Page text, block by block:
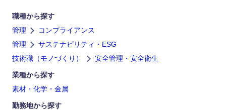
職種から探す
管理
コンプライアンス
管理
サステナビリティ・ESG
技術職（モノづくり）
安全管理・安全衛生
業種から探す
素材・化学・金属
勤務地から探す